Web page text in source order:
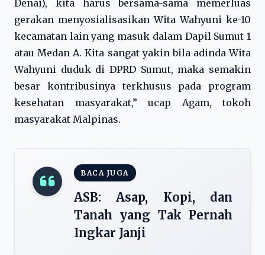
Denai), kita harus bersama-sama memerluas
gerakan menyosialisasikan Wita Wahyuni ke-10
kecamatan lain yang masuk dalam Dapil Sumut 1
atau Medan A. Kita sangat yakin bila adinda Wita
Wahyuni duduk di DPRD Sumut, maka semakin
besar kontribusinya terkhusus pada program
kesehatan masyarakat,” ucap Agam, tokoh
masyarakat Malpinas.
BACA JUGA
ASB: Asap, Kopi, dan
Tanah yang Tak Pernah
Ingkar Janji